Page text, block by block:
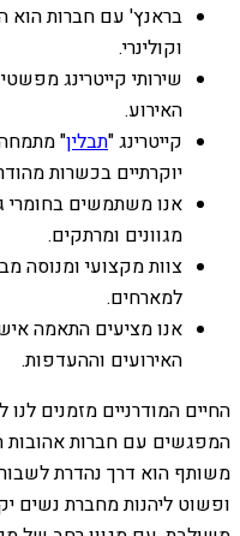
בראנץ' עם חברות הוא
וקולינרי.
שירותי קייטרינג
האירוע.
קייטרינג "תבלין"
יוקרתיים בכשרות
אנו משתמשים בחומרי
מגוונים ומרתקים.
צוות מקצועי ומנוסה
למארחים.
אנו מציעים התאמה
האירועים וההעדפות.
החיים המודרניים מזמנים
המפגשים עם חברות אהובות
משותף הוא דרך נהדרת
ופשוט ליהנות מחברת נשים